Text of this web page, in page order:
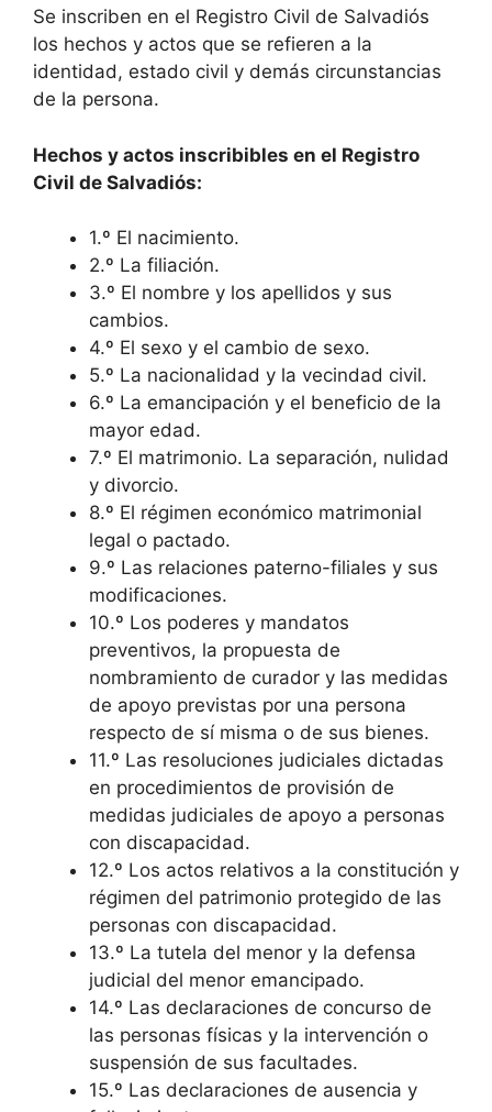
Se inscriben en el Registro Civil de Salvadiós
los hechos y actos que se refieren a la
identidad, estado civil y demás circunstancias
de la persona.
Hechos y actos inscribibles en el Registro
Civil de Salvadiós:
1.º El nacimiento.
2.º La filiación.
3.º El nombre y los apellidos y sus
cambios.
4.º El sexo y el cambio de sexo.
5.º La nacionalidad y la vecindad civil.
6.º La emancipación y el beneficio de la
mayor edad.
7.º El matrimonio. La separación, nulidad
y divorcio.
8.º El régimen económico matrimonial
legal o pactado.
9.º Las relaciones paterno-filiales y sus
modificaciones.
10.º Los poderes y mandatos
preventivos, la propuesta de
nombramiento de curador y las medidas
de apoyo previstas por una persona
respecto de sí misma o de sus bienes.
11.º Las resoluciones judiciales dictadas
en procedimientos de provisión de
medidas judiciales de apoyo a personas
con discapacidad.
12.º Los actos relativos a la constitución y
régimen del patrimonio protegido de las
personas con discapacidad.
13.º La tutela del menor y la defensa
judicial del menor emancipado.
14.º Las declaraciones de concurso de
las personas físicas y la intervención o
suspensión de sus facultades.
15.º Las declaraciones de ausencia y